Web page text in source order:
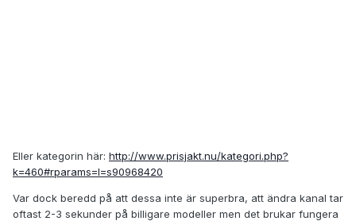
Eller kategorin här: http://www.prisjakt.nu/kategori.php?
k=460#rparams=l=s90968420
Var dock beredd på att dessa inte är superbra, att ändra kanal tar
oftast 2-3 sekunder på billigare modeller men det brukar fungera